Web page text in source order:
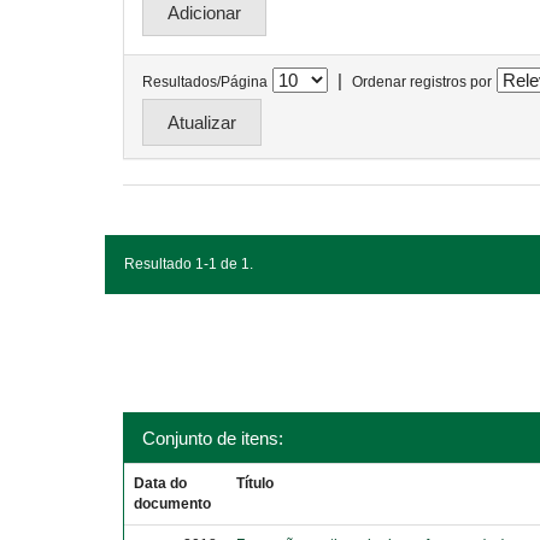
Resultados/Página | Ordenar registros por
Resultado 1-1 de 1.
Conjunto de itens:
Data do
documento
Título